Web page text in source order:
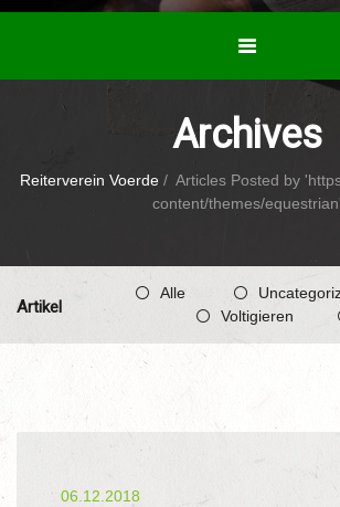
Archives
Reiterverein Voerde / Articles Posted by
content/themes/equestrian'
Artikel
Alle
Voltigieren
06.12.2018